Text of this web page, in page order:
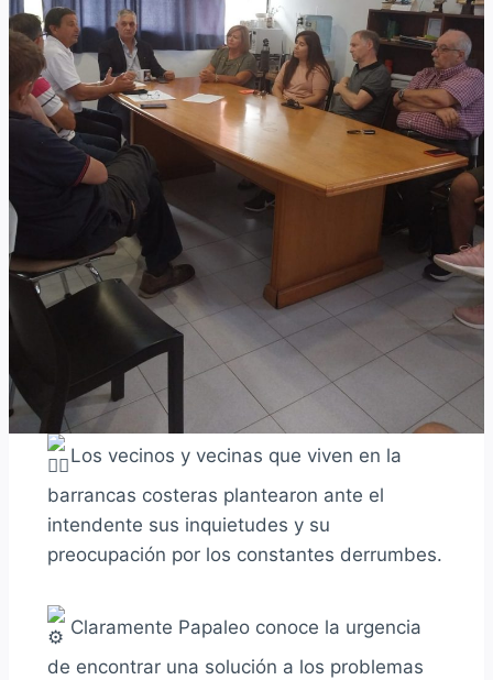
Los vecinos y vecinas que viven en la
barrancas costeras plantearon ante el
intendente sus inquietudes y su
preocupación por los constantes derrumbes.
Claramente Papaleo conoce la urgencia
de encontrar una solución a los problemas